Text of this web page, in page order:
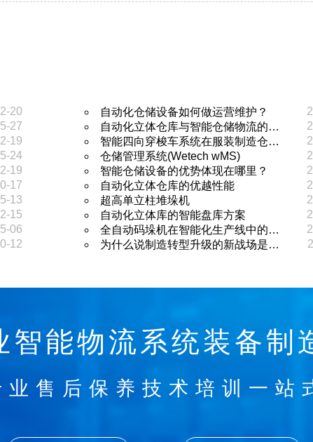
20 自动化仓储设备如何做运营维护？
27 自动化立体仓库与智能仓储物流的…
19 智能四向穿梭车系统在服装制造仓…
24 仓储管理系统(Wetech wMS)
19 智能仓储设备的优势体现在哪里？
17 自动化立体仓库的优越性能
13 超高单立柱堆垛机
15 自动化立体库的智能盘库方案
06 全自动码垛机在智能化生产线中的…
12 为什么说制造转型升级的新战场是…
智能物流系统装备制
业售后保养技术培训一站